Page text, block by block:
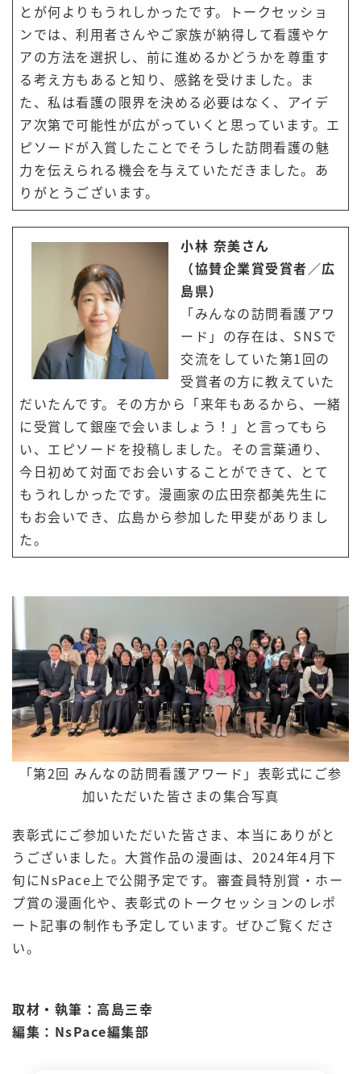
とが何よりもうれしかったです。トークセッショ
ンでは、利用者さんやご家族が納得して看護やケ
アの方法を選択し、前に進めるかどうかを尊重す
る考え方もあると知り、感銘を受けました。ま
た、私は看護の限界を決める必要はなく、アイデ
ア次第で可能性が広がっていくと思っています。エ
ピソードが入賞したことでそうした訪問看護の魅
力を伝えられる機会を与えていただきました。あ
りがとうございます。
小林 奈美さん
（協賛企業賞受賞者／広
島県）
「みんなの訪問看護アワ
ード」の存在は、SNSで
交流をしていた第1回の
受賞者の方に教えていた
だいたんです。その方から「来年もあるから、一緒
に受賞して銀座で会いましょう！」と言ってもら
い、エピソードを投稿しました。その言葉通り、
今日初めて対面でお会いすることができて、とて
もうれしかったです。漫画家の広田奈都美先生に
もお会いでき、広島から参加した甲斐がありまし
た。
「第2回 みんなの訪問看護アワード」表彰式にご参
加いただいた皆さまの集合写真
表彰式にご参加いただいた皆さま、本当にありがと
うございました。大賞作品の漫画は、2024年4月下
旬にNsPace上で公開予定です。審査員特別賞・ホー
プ賞の漫画化や、表彰式のトークセッションのレポ
ート記事の制作も予定しています。ぜひご覧くださ
い。
取材・執筆：高島三幸
編集：NsPace編集部